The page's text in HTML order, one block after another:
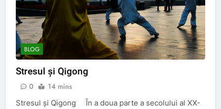
BLOG
Stresul și Qigong
0 14 mins
Stresul și Qigong În a doua parte a secolului al XX-